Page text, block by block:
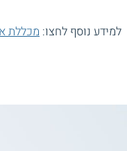
למידע נוסף לחצו:מכללת